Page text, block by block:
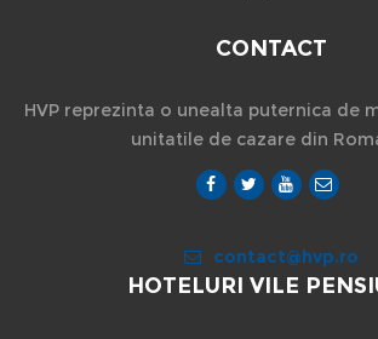
CONTACT
HVP reprezinta o unealta puternica de
unitatile de cazare din
contact@hvp.ro
HOTELURI VILE